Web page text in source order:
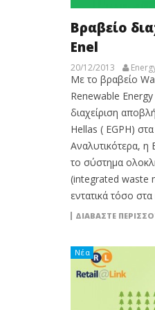
Βραβείο
Enel
20/12/2013
Με το βραβείο
Renewable
διαχείριση
Hellas ( EGPH)
Αναλυτικότερα, η
το σύστημα
(integrated waste
εντατικά τόσο
ΔΙΑΒΆΣΤΕ
Νέα